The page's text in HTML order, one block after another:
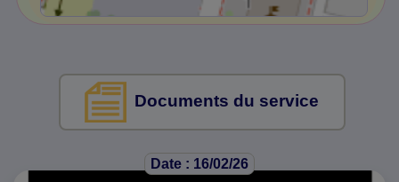
Documents du service
Date : 16/02/26